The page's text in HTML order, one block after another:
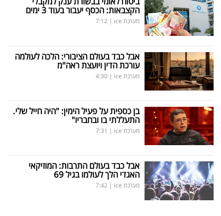
הקצבאות: הכסף יעבור בעוד 3 ימים
מערכת ice |
7:12
אבל כבד בעולם הציבורי: הלכה לעולמה
עורכת הדין ויועצת ראה"מ
מערכת ice |
4:30
בן כספית על פעיל הימין: "היה חייל שלי.
התעללתי בו ובחבריו"
מערכת ice |
7:31
אבל כבד בעולם התרבות: המוזיקאי
האגדי הלך לעולמו בגיל 69
מערכת ice |
7:42